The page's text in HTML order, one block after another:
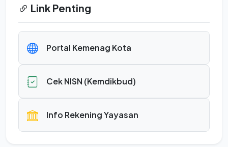
Link Penting
Portal Kemenag Kota
Cek NISN (Kemdikbud)
Info Rekening Yayasan